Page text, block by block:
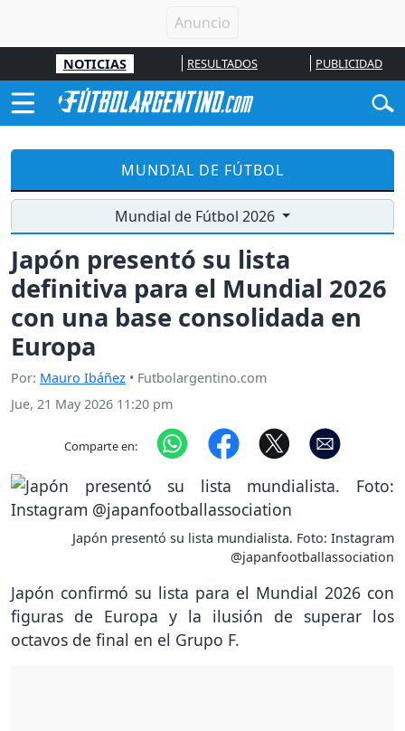
NOTICIAS RESULTADOS PUBLICIDAD
MUNDIAL DE FÚTBOL
Mundial de Fútbol 2026
Japón presentó su lista
definitiva para el Mundial 2026
con una base consolidada en
Europa
Por: Mauro Ibáñez • Futbolargentino.com
Jue, 21 May 2026 11:20 pm
Comparte en:
Japón presentó su lista mundialista. Foto: Instagram
@japanfootballassociation
Japón confirmó su lista para el Mundial 2026 con
figuras de Europa y la ilusión de superar los
octavos de final en el Grupo F.